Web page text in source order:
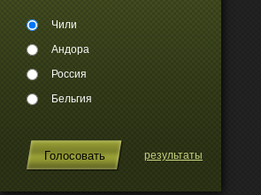
Чили
Андора
Россия
Бельгия
результаты